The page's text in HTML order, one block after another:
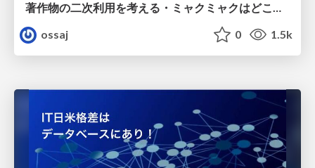
著作物の二次利用を考える・ミャクミャクはどこまで変貌を遂げられるのか
ossaj
0 1.5k